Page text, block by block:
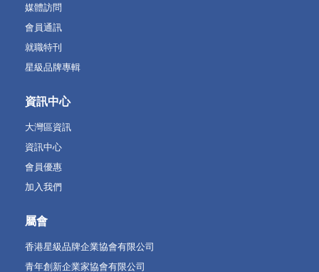
媒體訪問
會員通訊
就職特刊
星級品牌專輯
資訊中心
大灣區資訊
資訊中心
會員優惠
加入我們
屬會
香港星級品牌企業協會有限公司
青年創新企業家協會有限公司